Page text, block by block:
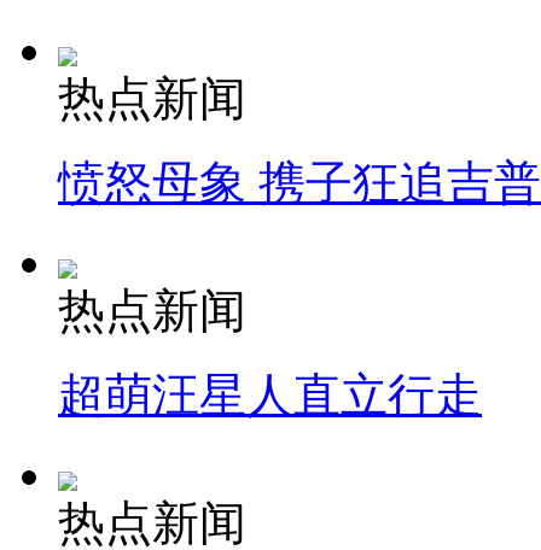
热点新闻
愤怒母象 携子狂追吉
热点新闻
超萌汪星人直立行走
热点新闻